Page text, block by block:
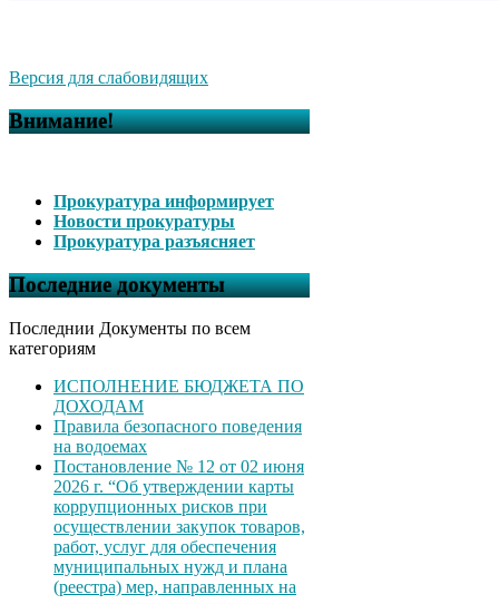
Версия для слабовидящих
Внимание!
Прокуратура информирует
Новости прокуратуры
Прокуратура разъясняет
Последние документы
Последнии Документы по всем
категориям
ИСПОЛНЕНИЕ БЮДЖЕТА ПО
ДОХОДАМ
Правила безопасного поведения
на водоемах
Постановление № 12 от 02 июня
2026 г. “Об утверждении карты
коррупционных рисков при
осуществлении закупок товаров,
работ, услуг для обеспечения
муниципальных нужд и плана
(реестра) мер, направленных на